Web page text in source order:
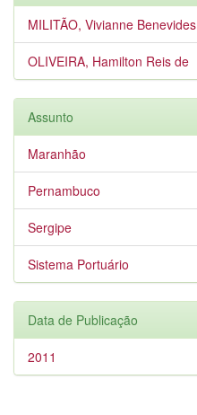
MILITÃO, Vivianne Benevides
OLIVEIRA, Hamilton Reis de
Assunto
Maranhão
Pernambuco
Sergipe
Sistema Portuário
Data de Publicação
2011